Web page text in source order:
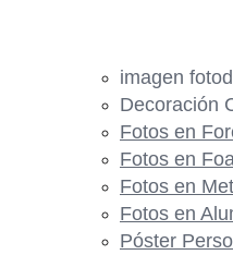
imagen
Decoración
Fotos en
Fotos en
Fotos en
Fotos en
Póster